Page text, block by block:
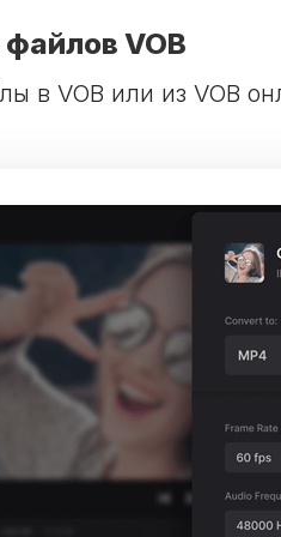
VOB
в VOB или из VOB